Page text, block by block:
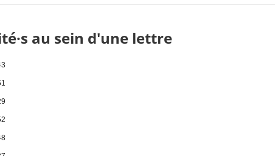
au sein d'une lettre